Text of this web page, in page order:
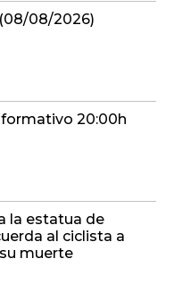
08/2026)
20:00h
la estatua de
al ciclista a
muerte